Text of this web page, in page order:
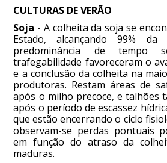
CULTURAS DE VERÃO
Soja - A colheita da soja se
Estado, alcançando 99%
predominância de
trafegabilidade favoreceram o
e a conclusão da colheita na
produtoras. Restam áreas de
após o milho precoce, e talhões
após o período de escassez
que estão encerrando o ciclo
observam-se perdas pontuais
em função do atraso da
maduras.